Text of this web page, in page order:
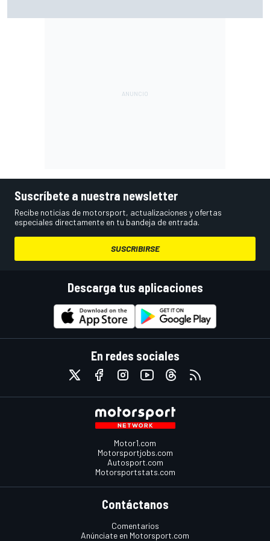
Suscríbete a nuestra newsletter
Recibe noticias de motorsport, actualizaciones y ofertas
especiales directamente en tu bandeja de entrada.
SUSCRIBIRSE
Descarga tus aplicaciones
En redes sociales
Motor1.com
Motorsportjobs.com
Autosport.com
Motorsportstats.com
Contáctanos
Comentarios
Anúnciate en Motorsport.com